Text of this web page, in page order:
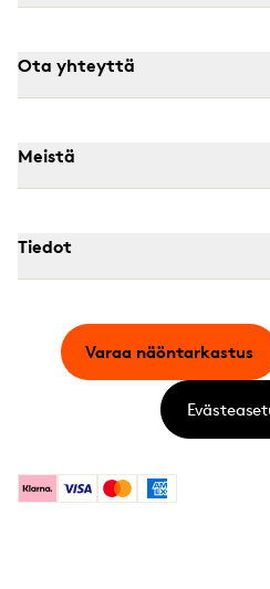
Ota yhteyttä
Meistä
Tiedot
KlarnaVisa MastercardAmerican Express
Varaa näöntarkastus